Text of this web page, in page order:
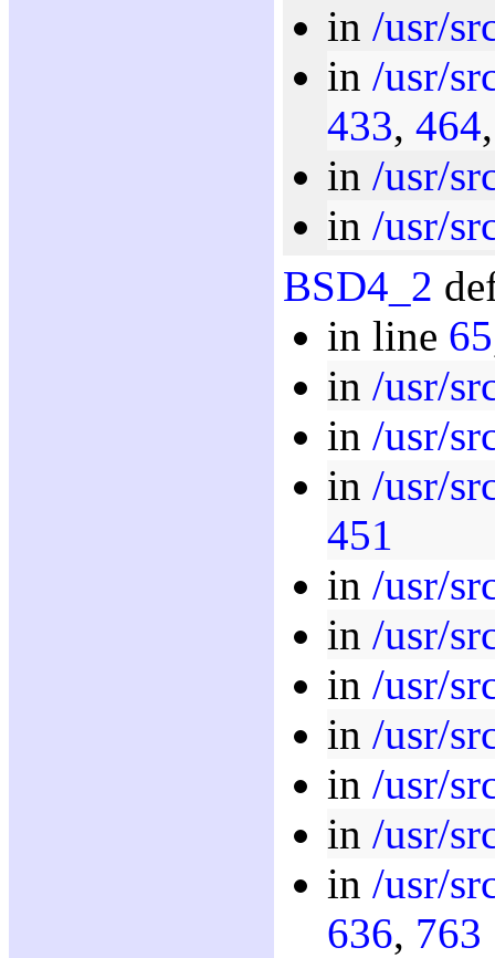
in /usr/
in /usr/
433, 464
in /usr/
in /usr/
BSD4_2
in line 65
in /usr/
in /usr/
in /usr/
451
in /usr/
in /usr/
in /usr/
in /usr/
in /usr/
in /usr/
in /usr/
636, 763